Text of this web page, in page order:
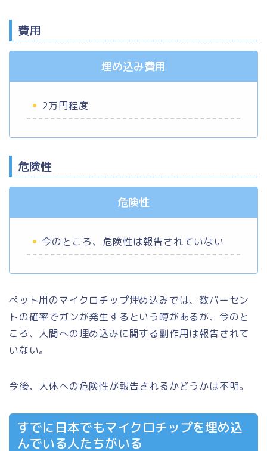
費用
埋め込み費用
2万円程度
危険性
危険性
今のところ、危険性は報告されていない
ペット用のマイクロチップ埋め込みでは、数パーセン
トの確率でガンが発生するという噂があるが、今のと
ころ、人間への埋め込みに関する副作用は報告されて
いない。
今後、人体への危険性が報告されるかどうかは不明。
すでに日本でもマイクロチップを埋め込
んでいる人たちがいる